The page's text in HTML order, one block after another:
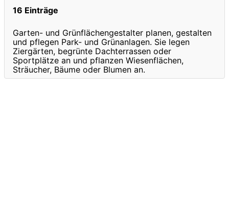
16 Einträge
Garten- und Grünflächengestalter planen, gestalten
und pflegen Park- und Grünanlagen. Sie legen
Ziergärten, begrünte Dachterrassen oder
Sportplätze an und pflanzen Wiesenflächen,
Sträucher, Bäume oder Blumen an.